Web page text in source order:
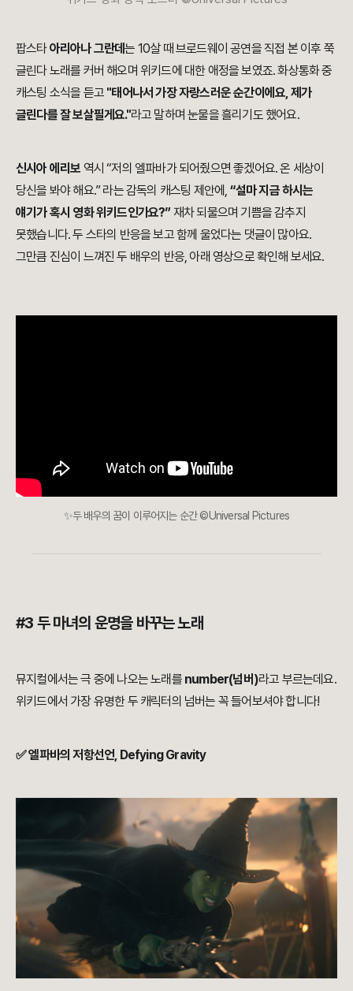
팝스타아리아나 그란데는 10살 때 브로드웨이 공연을 직접 본 이후 쭉
글린다 노래를 커버 해오며 위키드에 대한 애정을 보였죠. 화상통화 중
캐스팅 소식을 듣고 "태어나서 가장 자랑스러운 순간이에요, 제가
글린다를 잘 보살필게요."라고 말하며 눈물을 흘리기도 했어요.
신시아 에리보 역시 “저의 엘파바가 되어줬으면 좋겠어요. 온 세상이
당신을 봐야 해요.” 라는 감독의 캐스팅 제안에, “설마 지금 하시는
얘기가 혹시 영화 위키드인가요?” 재차 되물으며 기쁨을 감추지
못했습니다. 두 스타의 반응을 보고 함께 울었다는 댓글이 많아요.
그만큼 진심이 느껴진 두 배우의 반응, 아래 영상으로 확인해 보세요.
✨두 배우의 꿈이 이루어지는 순간 ©Universal Pictures
#3 두 마녀의 운명을 바꾸는 노래
뮤지컬에서는 극 중에 나오는 노래를 number(넘버)라고 부르는데요.
위키드에서 가장 유명한 두 캐릭터의 넘버는 꼭 들어보셔야 합니다!
✅ 엘파바의 저항선언, Defying Gravity